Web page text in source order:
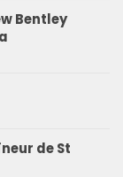
Bentley
de St